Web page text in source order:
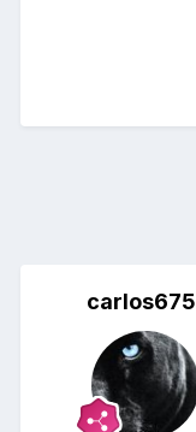
carlos675